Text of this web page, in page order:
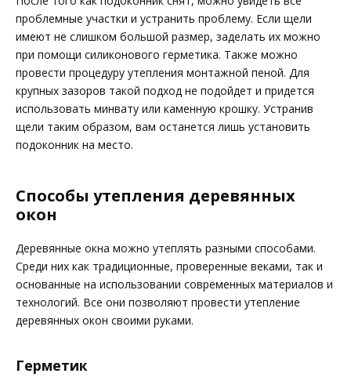
проблемные участки и устранить проблему. Если щели
имеют не слишком большой размер, заделать их можно
при помощи силиконового герметика. Также можно
провести процедуру утепления монтажной пеной. Для
крупных зазоров такой подход не подойдет и придется
использовать минвату или каменную крошку. Устранив
щели таким образом, вам останется лишь установить
подоконник на место.
Способы утепления деревянных
окон
Деревянные окна можно утеплять разными способами.
Среди них как традиционные, проверенные веками, так и
основанные на использовании современных материалов и
технологий. Все они позволяют провести утепление
деревянных окон своими руками.
Герметик